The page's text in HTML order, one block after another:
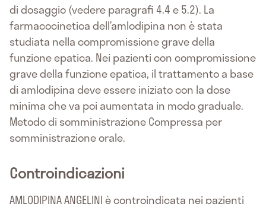
di dosaggio (vedere paragrafi 4.4 e 5.2). La
farmacocinetica dell’amlodipina non è stata
studiata nella compromissione grave della
funzione epatica. Nei pazienti con compromissione
grave della funzione epatica, il trattamento a base
di amlodipina deve essere iniziato con la dose
minima che va poi aumentata in modo graduale.
Metodo di somministrazione Compressa per
somministrazione orale.
Controindicazioni
AMLODIPINA ANGELINI è controindicata nei pazienti